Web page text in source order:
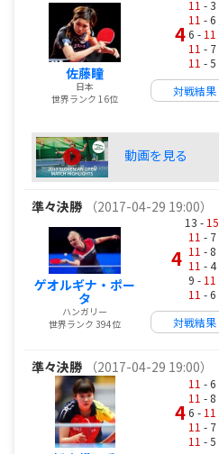
佐藤瞳
日本
世界ランク 16位
4
11 - 3
11 - 6
6 - 11
11 - 7
11 - 5
対戦結果
動画を見る
準々決勝 （2017-04-29 19:00）
ゲオルギナ・ポー
タ
ハンガリー
世界ランク 394位
4
13 - 15
11 - 7
11 - 8
11 - 4
9 - 11
11 - 6
対戦結果
準々決勝 （2017-04-29 19:00）
4
11 - 6
11 - 8
6 - 11
11 - 7
11 - 5